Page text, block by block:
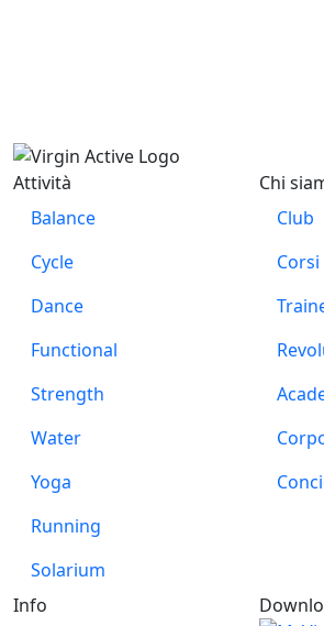
Attività
Balance
Cycle
Dance
Functional
Strength
Water
Yoga
Running
Solarium
Chi
Club
Corsi
Info